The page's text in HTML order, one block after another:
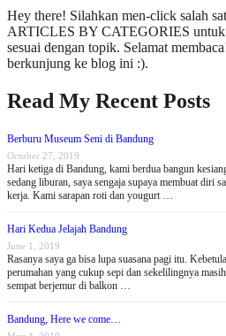
Hey there! Silahkan men-click salah
ARTICLES BY CATEGORIES untuk
sesuai dengan topik. Selamat
berkunjung ke blog ini :).
Read My Recent Posts
Berburu Museum Seni di Bandung
October 27, 2019
Hari ketiga di Bandung, kami berdua bangun
sedang liburan, saya sengaja supaya membuat diri
kerja. Kami sarapan roti dan yougurt …
Hari Kedua Jelajah Bandung
June 1, 2019
Rasanya saya ga bisa lupa suasana pagi itu.
perumahan yang cukup sepi dan sekelilingnya
sempat berjemur di balkon …
Bandung, Here we come…